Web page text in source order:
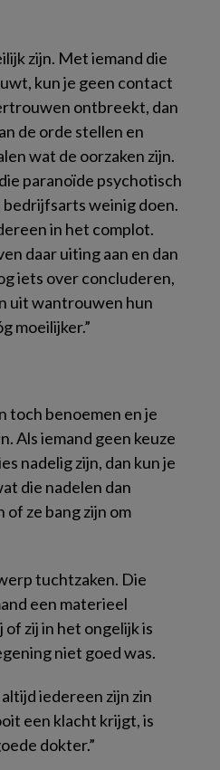
zijn. Met iemand die
kun je geen contact
ontbreekt, dan
de orde stellen en
wat de oorzaken zijn.
paranoïde psychotisch
bedrijfsarts weinig doen.
in het complot.
daar uiting aan en dan
iets over concluderen,
uit wantrouwen hun
moeilijker.”
toch benoemen en je
Als iemand geen keuze
nadelig zijn, dan kun je
die nadelen dan
of ze bang zijn om
tuchtzaken. Die
een materieel
zij in het ongelijk is
niet goed was.
iedereen zijn zin
een klacht krijgt, is
dokter.”